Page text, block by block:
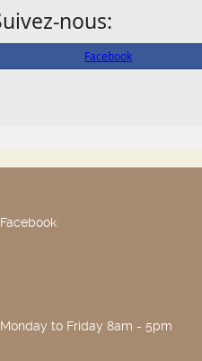
Facebook
Monday to Friday 8am - 5pm